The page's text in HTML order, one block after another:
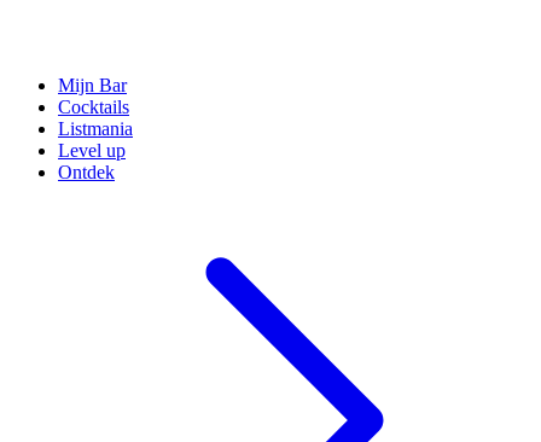
Mijn Bar
Cocktails
Listmania
Level up
Ontdek